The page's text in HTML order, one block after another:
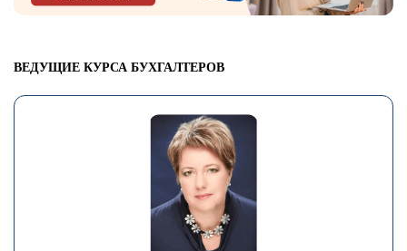
ВЕДУЩИЕ КУРСА БУХГАЛТЕРОВ